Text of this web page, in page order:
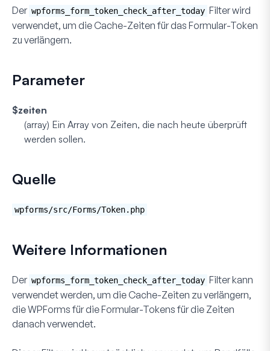
Der wpforms_form_token_check_after_today Filter wird
verwendet, um die Cache-Zeiten für das Formular-Token
zu verlängern.
Parameter
$zeiten
(array) Ein Array von Zeiten, die nach heute überprüft
werden sollen.
Quelle
wpforms/src/Forms/Token.php
Weitere Informationen
Der wpforms_form_token_check_after_today Filter kann
verwendet werden, um die Cache-Zeiten zu verlängern,
die WPForms für die Formular-Tokens für die Zeiten
danach verwendet.